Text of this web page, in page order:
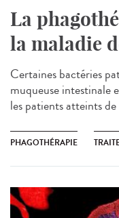
La
la maladie
Certaines bactéries
muqueuse intestinale
les patients atteints
PHAGOTHÉRAPIE